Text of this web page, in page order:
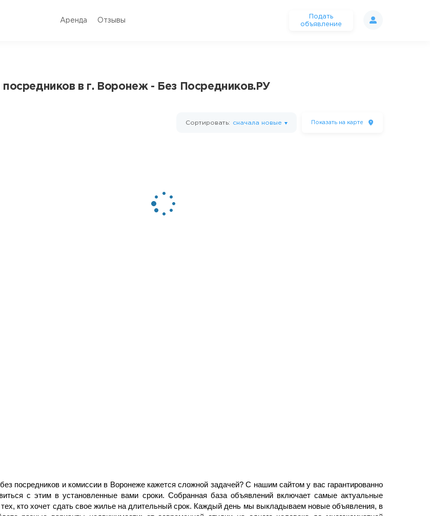
Аренда Отзывы
Подать
объявление
в г. Воронеж - Без Посредников.РУ
Сортировать: сначала новые Показать на карте
посредников и комиссии в Воронеже кажется сложной задачей? С нашим сайтом у вас гарантированно
с этим в установленные вами сроки. Собранная база объявлений включает самые актуальные
кто хочет сдать свое жилье на длительный срок. Каждый день мы выкладываем новые объявления, в